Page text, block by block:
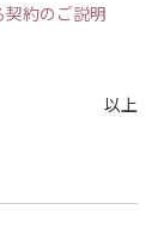
契約のご説明
以上